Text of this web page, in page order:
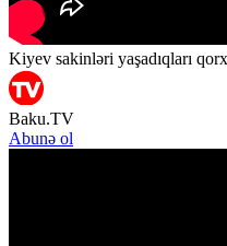
Kiyev sakinləri yaşadıqları
Baku.TV
Abunə ol